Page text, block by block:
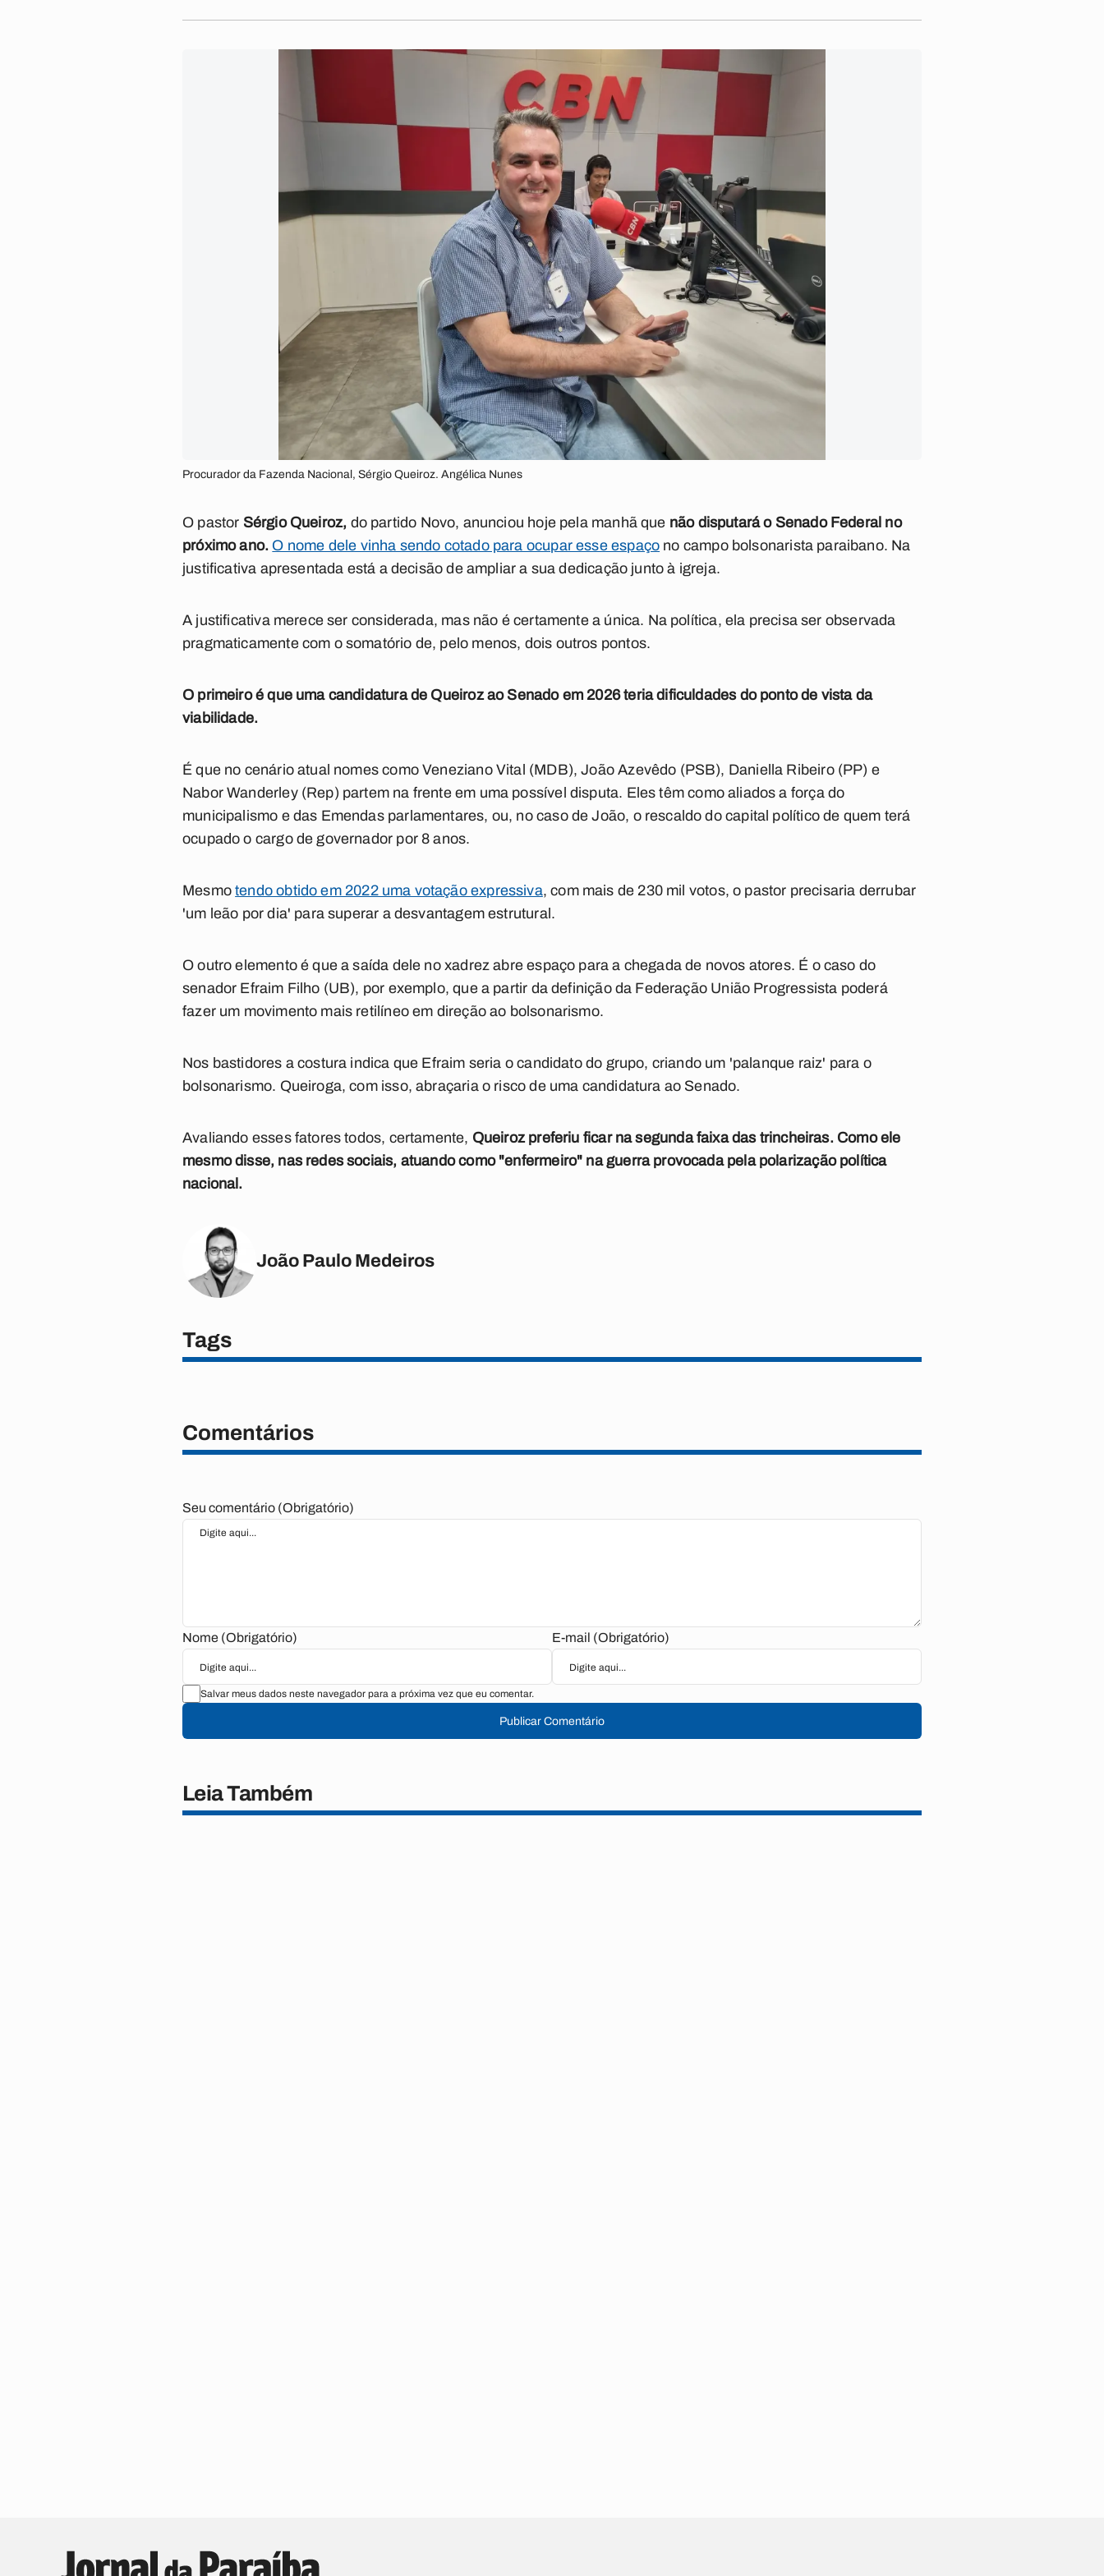
Procurador da Fazenda Nacional, Sérgio Queiroz. Angélica Nunes
O pastor Sérgio Queiroz, do partido Novo, anunciou hoje pela manhã que não disputará o Senado Federal no
próximo ano. O nome dele vinha sendo cotado para ocupar esse espaço no campo bolsonarista paraibano. Na
justificativa apresentada está a decisão de ampliar a sua dedicação junto à igreja.
A justificativa merece ser considerada, mas não é certamente a única. Na política, ela precisa ser observada
pragmaticamente com o somatório de, pelo menos, dois outros pontos.
O primeiro é que uma candidatura de Queiroz ao Senado em 2026 teria dificuldades do ponto de vista da
viabilidade.
É que no cenário atual nomes como Veneziano Vital (MDB), João Azevêdo (PSB), Daniella Ribeiro (PP) e
Nabor Wanderley (Rep) partem na frente em uma possível disputa. Eles têm como aliados a força do
municipalismo e das Emendas parlamentares, ou, no caso de João, o rescaldo do capital político de quem terá
ocupado o cargo de governador por 8 anos.
Mesmotendo obtido em 2022 uma votação expressiva, com mais de 230 mil votos, o pastor precisaria derrubar
'um leão por dia' para superar a desvantagem estrutural.
O outro elemento é que a saída dele no xadrez abre espaço para a chegada de novos atores. É o caso do
senador Efraim Filho (UB), por exemplo, que a partir da definição da Federação União Progressista poderá
fazer um movimento mais retilíneo em direção ao bolsonarismo.
Nos bastidores a costura indica que Efraim seria o candidato do grupo, criando um 'palanque raiz' para o
bolsonarismo. Queiroga, com isso, abraçaria o risco de uma candidatura ao Senado.
Avaliando esses fatores todos, certamente, Queiroz preferiu ficar na segunda faixa das trincheiras. Como ele
mesmo disse, nas redes sociais, atuando como "enfermeiro" na guerra provocada pela polarização política
nacional.
João Paulo Medeiros
Tags
Comentários
Seu comentário (Obrigatório)
Nome (Obrigatório) E-mail (Obrigatório)
Salvar meus dados neste navegador para a próxima vez que eu comentar.
Publicar Comentário
Leia Também